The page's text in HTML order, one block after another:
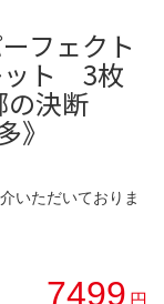
フェクト
ット 3枚
の決断
》
いただいておりま
7499 円